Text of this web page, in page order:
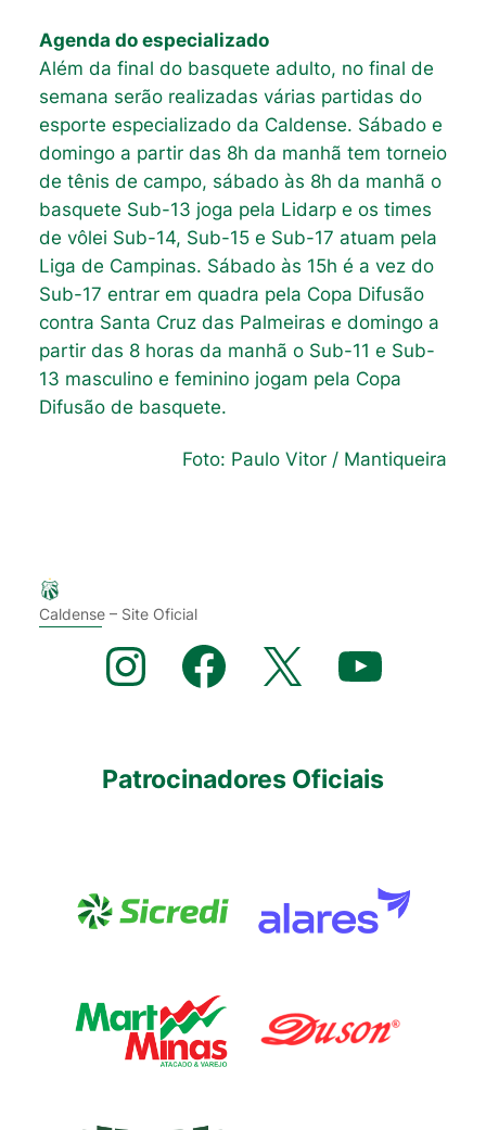
Agenda do especializado
Além da final do basquete adulto, no final de
semana serão realizadas várias partidas do
esporte especializado da Caldense. Sábado e
domingo a partir das 8h da manhã tem torneio
de tênis de campo, sábado às 8h da manhã o
basquete Sub-13 joga pela Lidarp e os times
de vôlei Sub-14, Sub-15 e Sub-17 atuam pela
Liga de Campinas. Sábado às 15h é a vez do
Sub-17 entrar em quadra pela Copa Difusão
contra Santa Cruz das Palmeiras e domingo a
partir das 8 horas da manhã o Sub-11 e Sub-
13 masculino e feminino jogam pela Copa
Difusão de basquete.
Foto: Paulo Vitor / Mantiqueira
Caldense – Site Oficial
Instagram Facebook X YouTube
Patrocinadores Oficiais